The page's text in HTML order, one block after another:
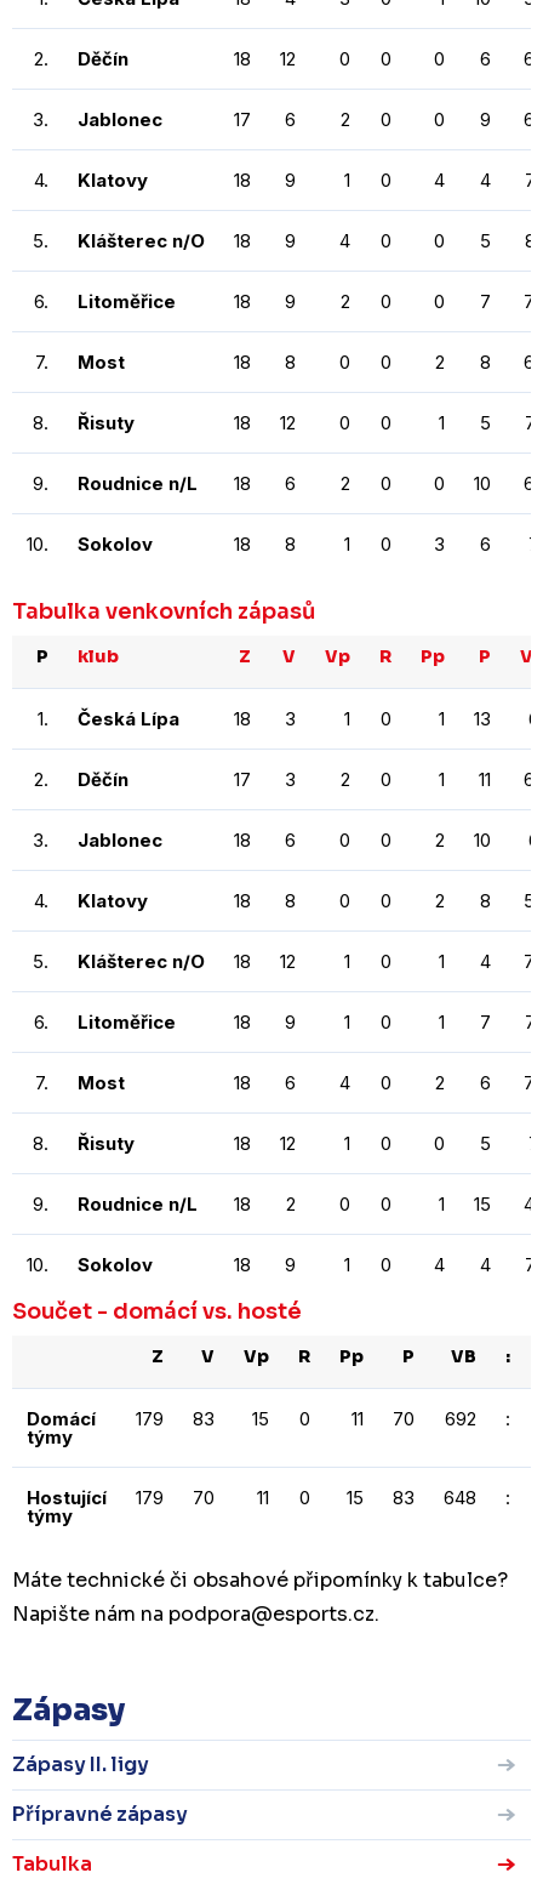
2. Děčín 18 12 0 0 0 6
3. Jablonec 17 6 2 0 0 9
4. Klatovy 18 9 1 0 4 4
5. Klášterec n/O 18 9 4 0 0 5
6. Litoměřice 18 9 2 0 0 7
7. Most 18 8 0 0 2 8
8. Řisuty 18 12 0 0 1 5
9. Roudnice n/L 18 6 2 0 0 10
10. Sokolov 18 8 1 0 3 6
Tabulka venkovních zápasů
P klub Z V Vp R Pp P
1. Česká Lípa 18 3 1 0 1 13
2. Děčín 17 3 2 0 1 11
3. Jablonec 18 6 0 0 2 10
4. Klatovy 18 8 0 0 2 8
5. Klášterec n/O 18 12 1 0 1 4
6. Litoměřice 18 9 1 0 1 7
7. Most 18 6 4 0 2 6
8. Řisuty 18 12 1 0 0 5
9. Roudnice n/L 18 2 0 0 1 15
10. Sokolov 18 9 1 0 4 4
Součet - domácí vs. hosté
Z V Vp R Pp P VB :
Domácí
týmy
179 83 15 0 11 70 692 :
Hostující
týmy
179 70 11 0 15 83 648 :
Máte technické či obsahové připomínky k tabulce?
Napište nám na podpora@esports.cz.
Zápasy
Zápasy II. ligy
Přípravné zápasy
Tabulka